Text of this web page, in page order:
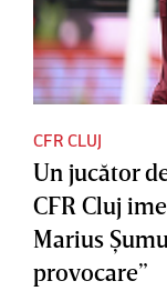
CFR CLUJ
Un jucător
CFR Cluj
Marius
provocare”